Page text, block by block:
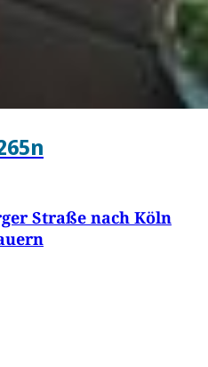
Straße nach Köln